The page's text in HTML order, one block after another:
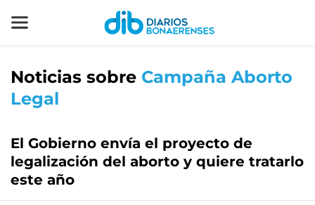
Noticias sobre Campaña Aborto
Legal
El Gobierno envía el proyecto de
legalización del aborto y quiere tratarlo
este año